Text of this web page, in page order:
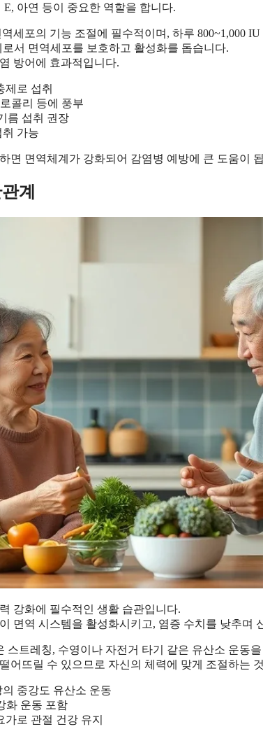
아연 등이 중요한 역할을 합니다.
세포의 기능 조절에 필수적이며, 하루 800~1,000
서 면역세포를 보호하고 활성화를 돕습니다.
방어에 효과적입니다.
제로 섭취
콜리 등에 풍부
름 섭취 권장
취 가능
면 면역체계가 강화되어 감염병 예방에 큰 도움이
계
강화에 필수적인 생활 습관입니다.
면역 시스템을 활성화시키고, 염증 수치를 낮추며
스트레칭, 수영이나 자전거 타기 같은 유산소 운동
어뜨릴 수 있으므로 자신의 체력에 맞게 조절하는
의 중강도 유산소 운동
화 운동 포함
가로 관절 건강 유지